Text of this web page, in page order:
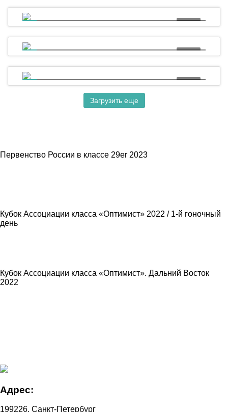
OptiOrange19. Второй день - спорт, спорт, спорт!
OptiOrange19 - 2nd day. More races - more fun!
Чемпионат Европы в классе RS:X - старт
Загрузить еще
Первенство России в классе 29er 2023
Кубок Ассоциации класса «Оптимист» 2022 / 1-й гоночный
день
Кубок Ассоциации класса «Оптимист». Дальний Восток
2022
Адрес:
199226, Санкт-Петербург